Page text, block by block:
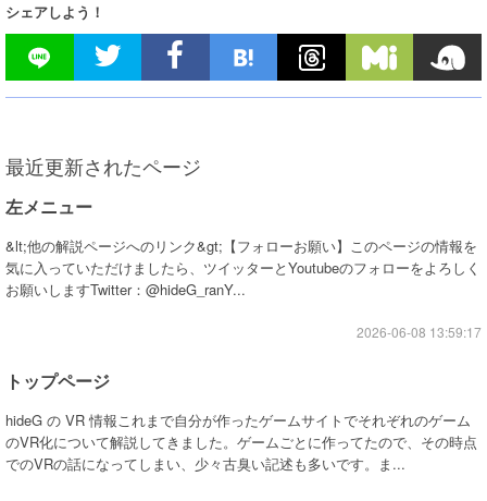
シェアしよう！
最近更新されたページ
左メニュー
&lt;他の解説ページへのリンク&gt;【フォローお願い】このページの情報を
気に入っていただけましたら、ツイッターとYoutubeのフォローをよろしく
お願いしますTwitter：@hideG_ranY...
2026-06-08 13:59:17
トップページ
hideG の VR 情報これまで自分が作ったゲームサイトでそれぞれのゲーム
のVR化について解説してきました。ゲームごとに作ってたので、その時点
でのVRの話になってしまい、少々古臭い記述も多いです。ま...